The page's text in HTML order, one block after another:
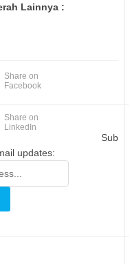
Lainnya :
Share on
Facebook
Share on
LinkedIn
Sub
updates: